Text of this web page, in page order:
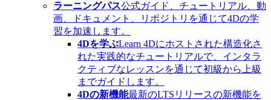
ラーニングパス公式ガイド、チュートリアル、動
画、ドキュメント、リポジトリを通じて4Dの学
習を加速します。
4Dを学ぶLearn 4Dにホストされた構造化さ
れた実践的なチュートリアルで、インタラ
クティブなレッスンを通じて初級から上級
までガイドします。
4Dの新機能最新のLTSリリースの新機能を